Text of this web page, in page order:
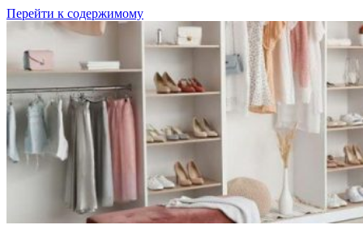
Перейти к содержимому